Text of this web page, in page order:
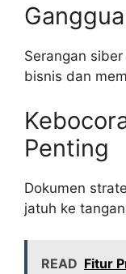
Serangan
bisnis dan
Penting
Dokumen
jatuh ke
READ Fitur